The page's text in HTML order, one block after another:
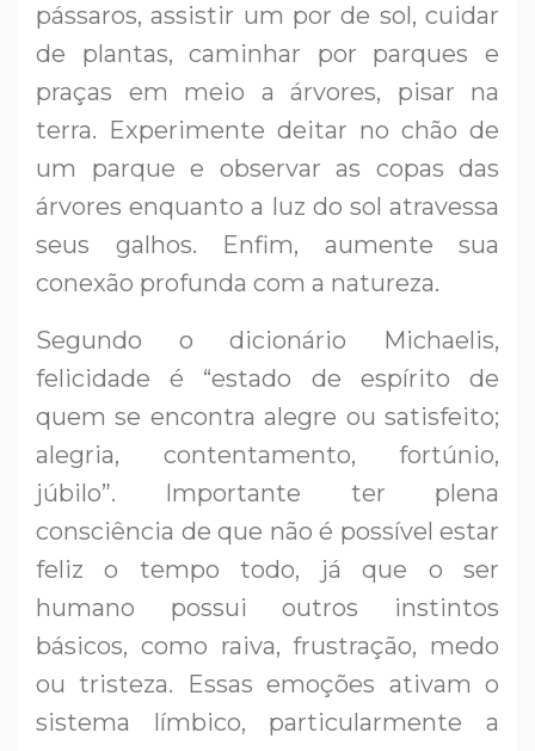
pássaros, assistir um por de sol, cuidar
de plantas, caminhar por parques e
praças em meio a árvores, pisar na
terra. Experimente deitar no chão de
um parque e observar as copas das
árvores enquanto a luz do sol atravessa
seus galhos. Enfim, aumente sua
conexão profunda com a natureza.
Segundo o dicionário Michaelis,
felicidade é “estado de espírito de
quem se encontra alegre ou satisfeito;
alegria, contentamento, fortúnio,
júbilo”. Importante ter plena
consciência de que não é possível estar
feliz o tempo todo, já que o ser
humano possui outros instintos
básicos, como raiva, frustração, medo
ou tristeza. Essas emoções ativam o
sistema límbico, particularmente a